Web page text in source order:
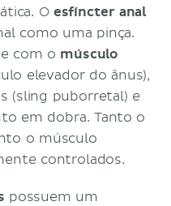
O esfíncter anal
como uma pinça.
com o músculo
elevador do ânus),
(sling puborretal) e
em dobra. Tanto o
o músculo
controlados.
possuem um